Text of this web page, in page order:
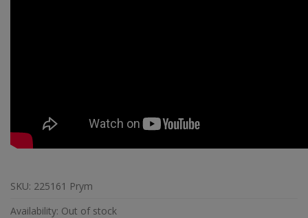
SKU: 225161 Prym
Availability: Out of stock